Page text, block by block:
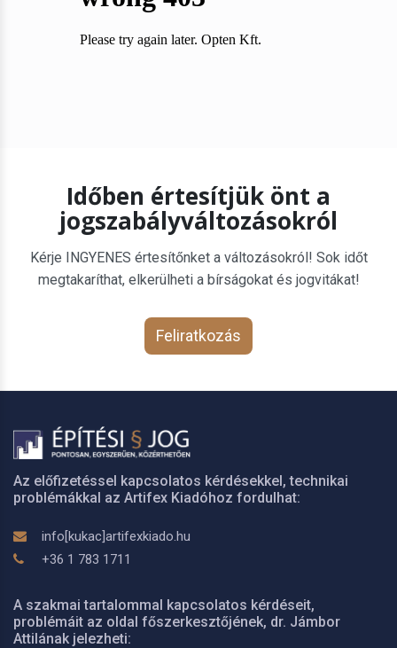
Időben értesítjük önt a
jogszabályváltozásokról
Kérje INGYENES értesítőnket a változásokról! Sok időt
megtakaríthat, elkerülheti a bírságokat és jogvitákat!
Feliratkozás
Az előfizetéssel kapcsolatos kérdésekkel, technikai
problémákkal az Artifex Kiadóhoz fordulhat:
info[kukac]artifexkiado.hu
+36 1 783 1711
A szakmai tartalommal kapcsolatos kérdéseit,
problémáit az oldal főszerkesztőjének, dr. Jámbor
Attilának jelezheti: